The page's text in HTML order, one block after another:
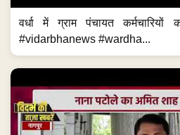
वर्धा में ग्राम पंचायत कर्मचारियों
#vidarbhanews #wardha...